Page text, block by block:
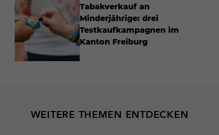
Tabakverkauf an
Minderjährige: drei
Testkaufkampagnen im
Kanton Freiburg
WEITERE THEMEN ENTDECKEN